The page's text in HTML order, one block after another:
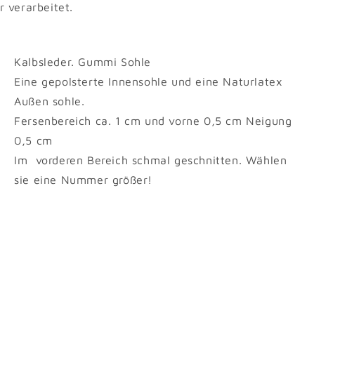
verarbeitet.
Kalbsleder. Gummi Sohle
Eine gepolsterte Innensohle und eine Naturlatex
Außen sohle.
Fersenbereich ca. 1 cm und vorne 0,5 cm Neigung
0,5 cm
Im vorderen Bereich schmal geschnitten. Wählen
sie eine Nummer größer!